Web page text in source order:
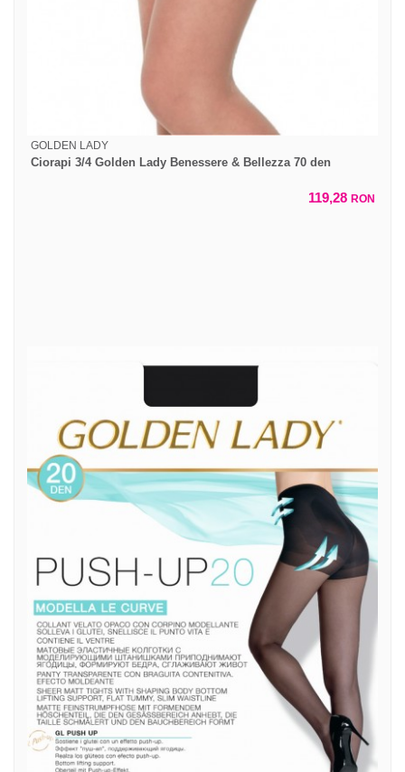
GOLDEN LADY
Ciorapi 3/4 Golden Lady Benessere & Bellezza 70 den
119,28 RON